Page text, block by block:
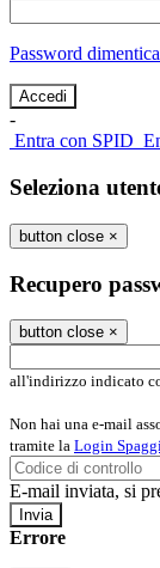
Password
-
Entra con SPID
Seleziona
button close ×
Recupero
button close ×
all'indirizzo indicato
Non hai una e-mail
tramite la Login
E-mail inviata, si
Errore